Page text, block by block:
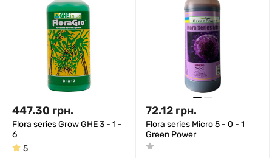
447.30 грн.
Flora series Grow GHE 3 - 1 -
6
5
72.12 грн.
Flora series Micro 5 - 0 - 1
Green Power